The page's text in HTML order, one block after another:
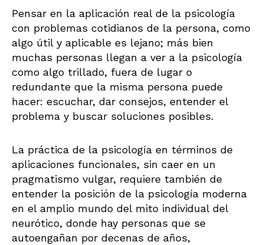
Pensar en la aplicación real de la psicología
con problemas cotidianos de la persona, como
algo útil y aplicable es lejano; más bien
muchas personas llegan a ver a la psicología
como algo trillado, fuera de lugar o
redundante que la misma persona puede
hacer: escuchar, dar consejos, entender el
problema y buscar soluciones posibles.
La práctica de la psicología en términos de
aplicaciones funcionales, sin caer en un
pragmatismo vulgar, requiere también de
entender la posición de la psicología moderna
en el amplio mundo del mito individual del
neurótico, donde hay personas que se
autoengañan por decenas de años,